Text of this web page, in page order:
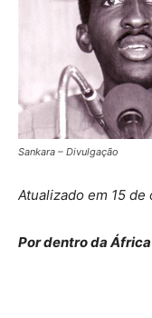
Sankara – Divulgação
Atualizado em 15
Por dentro da África